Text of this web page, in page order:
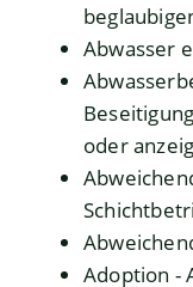
Abwasser
oder
Adoption -